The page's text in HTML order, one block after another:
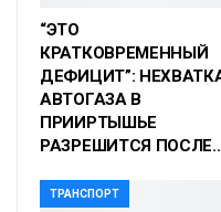
“ЭТО
КРАТКОВРЕМЕННЫЙ
ДЕФИЦИТ”:
АВТОГАЗА В
ПРИИРТЫШЬЕ
РАЗРЕШИТСЯ
ТРАНСПОРТ